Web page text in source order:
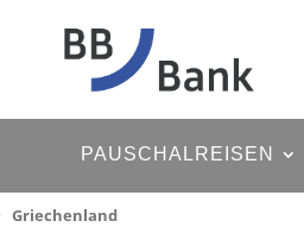
PAUSCHALREISEN
Griechenland